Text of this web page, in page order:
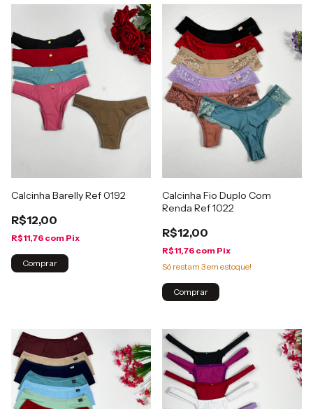
Calcinha Barelly Ref 0192
R$12,00
R$11,76 com Pix
Comprar
Calcinha Fio Duplo Com
Renda Ref 1022
R$12,00
R$11,76 com Pix
Só restam 3em estoque!
Comprar